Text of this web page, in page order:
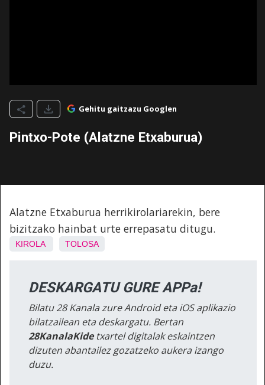
Gehitu gaitzazu Googlen
Pintxo-Pote (Alatzne Etxaburua)
Alatzne Etxaburua herrikirolariarekin, bere
bizitzako hainbat urte errepasatu ditugu.
KIROLA TOLOSA
DESKARGATU GURE APPa!
Bilatu 28 Kanala zure Android eta iOS aplikazio
bilatzailean eta deskargatu. Bertan
28KanalaKidetxartel digitalak eskaintzen
dizuten abantailez gozatzeko aukera izango
duzu.